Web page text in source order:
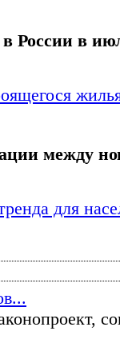
России в
между
для